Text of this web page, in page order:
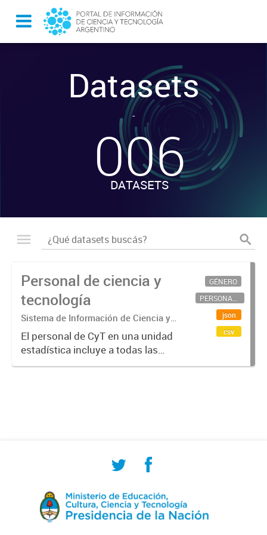
Datasets
-
006
DATASETS
Personal de ciencia y
tecnología
Sistema de Información de Ciencia y
Tecnología Argentino (SICYTAR)
El personal de CyT en una unidad
estadística incluye a todas las
personas involucradas
GÉNERO
PERSONAL CIENTÍFICO-TECNOLÓGICO
json
csv